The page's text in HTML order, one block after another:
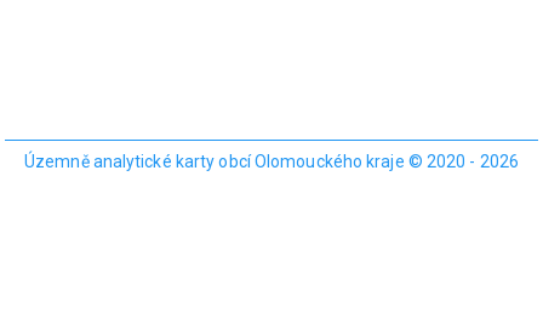
Územně analytické karty obcí Olomouckého kraje © 2020 - 2026